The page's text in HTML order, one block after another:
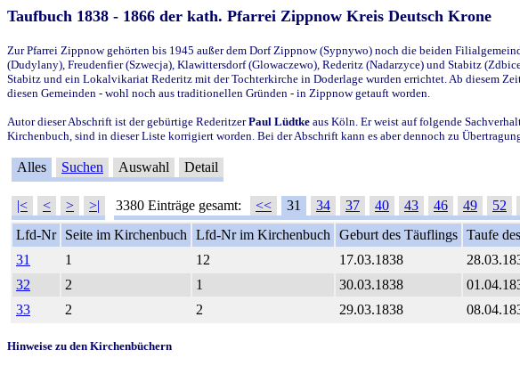
Taufbuch 1838 - 1866 der kath. Pfarrei Zippnow Kreis Deutsch Krone
Zur Pfarrei Zippnow gehörten bis 1945 außer dem Dorf Zippnow (Sypnywo) noch die beiden
(Dudylany), Freudenfier (Szwecja), Klawittersdorf (Glowaczewo), Rederitz (Nadarzyce) und Stabitz
Stabitz und ein Lokalvikariat Rederitz mit der Tochterkirche in Doderlage wurden errichtet. Ab diesem
diesen Gemeinden - wohl noch aus traditionellen Gründen - in Zippnow getauft worden.
Autor dieser Abschrift ist der gebürtige RederitzerPaul Lüdtke aus Köln. Er weist auf folgende
Kirchenbuch, sind in dieser Liste korrigiert worden. Bei der Abschrift kann es aber dennoch zu
Alles Suchen Auswahl Detail
|< < > >| 3380 Einträge gesamt: << 31 34 37 40 43 46 49 52
Lfd-Nr
Seite im Kirchenbuch Lfd-Nr im Kirchenbuch Geburt des Täuflings Taufe
31
1 12 17.03.1838
32
2 1 30.03.1838
33
2 2 29.03.1838
Hinweise zu den Kirchenbüchern